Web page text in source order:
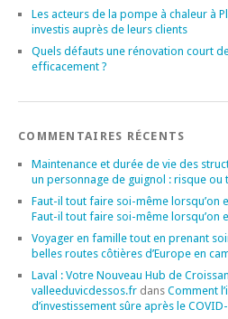
Les acteurs de la pompe à chaleur à
investis auprès de leurs clients
Quels défauts une rénovation court
efficacement ?
COMMENTAIRES RÉCENTS
Maintenance et durée de vie des
un personnage de guignol : risque ou
Faut-il tout faire soi-même lorsqu’on
Faut-il tout faire soi-même lorsqu’on
Voyager en famille tout en prenant
belles routes côtières d’Europe en
Laval : Votre Nouveau Hub de
valleeduvicdessos.fr dans Comment
d’investissement sûre après le